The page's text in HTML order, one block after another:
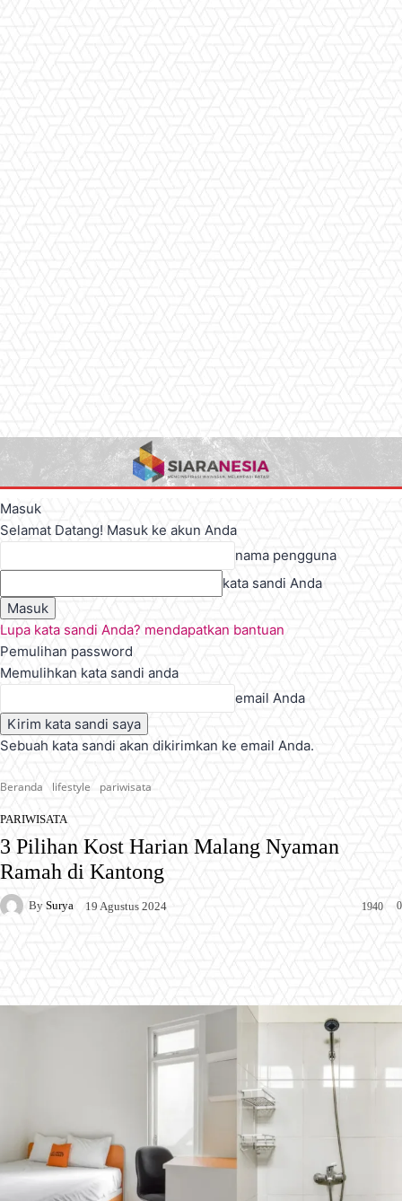
Masuk
Selamat Datang! Masuk ke akun Anda
nama pengguna
kata sandi Anda
Lupa kata sandi Anda? mendapatkan bantuan
Pemulihan password
Memulihkan kata sandi anda
email Anda
Sebuah kata sandi akan dikirimkan ke email Anda.
Beranda lifestyle pariwisata
PARIWISATA
3 Pilihan Kost Harian Malang Nyaman
Ramah di Kantong
By Surya 19 Agustus 2024 0
1940